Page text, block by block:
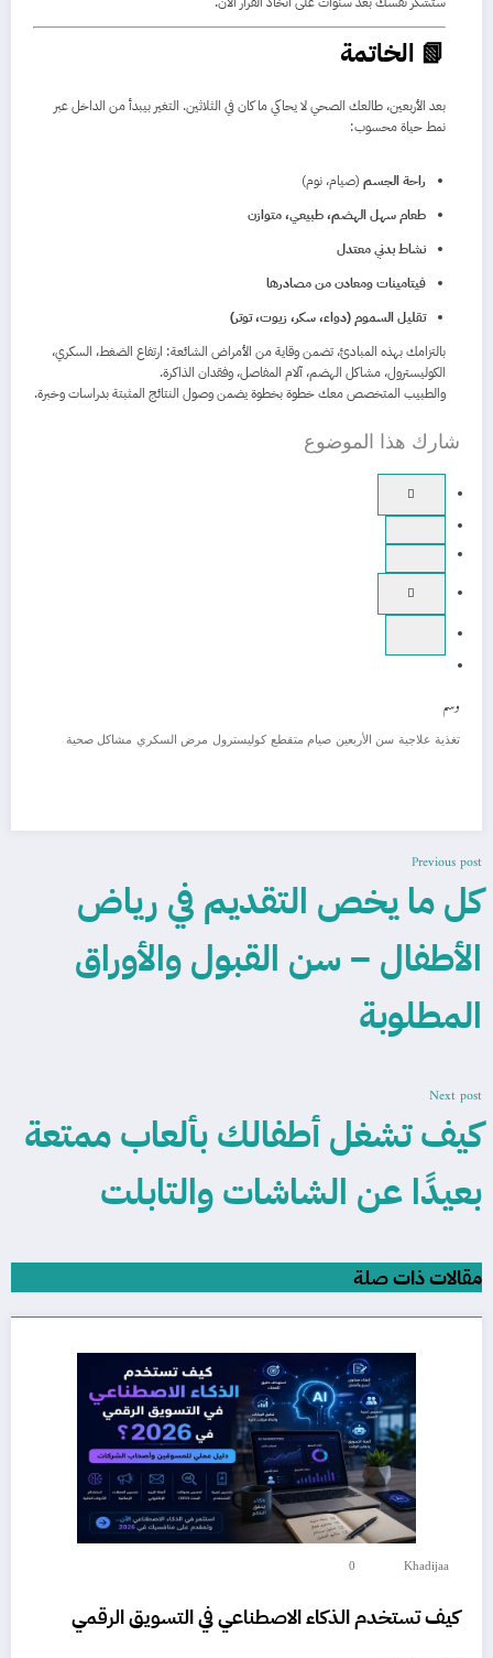
📗 الخاتمة
بعد الأربعين، طالعك الصحي لا يحاكي ما كان في الثلاثين. التغير بيبدأ من الداخل عبر
نمط حياة محسوب:
راحة الجسم (صيام، نوم)
طعام سهل الهضم، طبيعي، متوازن
نشاط بدني معتدل
فيتامينات ومعادن من مصادرها
تقليل السموم (دواء، سكر، زيوت، توتر)
بالتزامك بهذه المبادئ، تضمن وقاية من الأمراض الشائعة: ارتفاع الضغط، السكري،
الكوليسترول، مشاكل الهضم، آلام المفاصل، وفقدان الذاكرة.
والطبيب المتخصص معك خطوة بخطوة يضمن وصول النتائج المثبتة بدراسات وخبرة.
شارك هذا الموضوع
وسم
تغذية علاجية سن الأربعين صيام متقطع كوليسترول مرض السكري مشاكل صحية
Previous post
كل ما يخص التقديم في رياض
الأطفال – سن القبول والأوراق
المطلوبة
Next post
كيف تشغل أطفالك بألعاب ممتعة
بعيدًا عن الشاشات والتابلت
مقالات ذات صلة
Khadijaa
0
كيف تستخدم الذكاء الاصطناعي في التسويق الرقمي